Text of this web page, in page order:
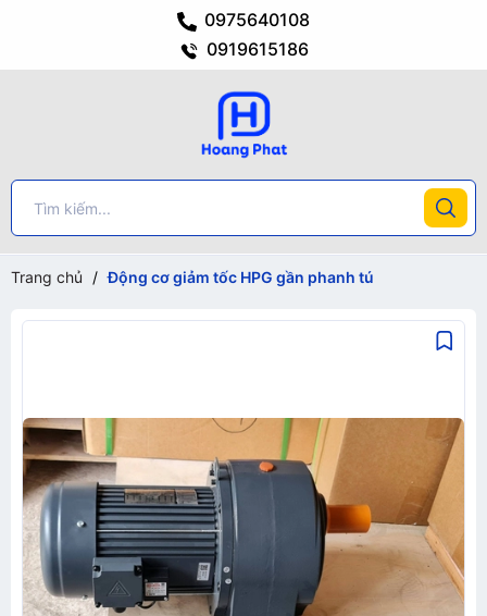
0975640108
0919615186
Trang chủ / Động cơ giảm tốc HPG gần phanh tú